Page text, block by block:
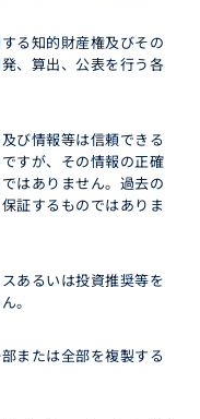
る知的財産権及びその
、算出、公表を行う各
び情報等は信頼できる
すが、その情報の正確
はありません。過去の
証するものではありま
あるいは投資推奨等を
。
または全部を複製する